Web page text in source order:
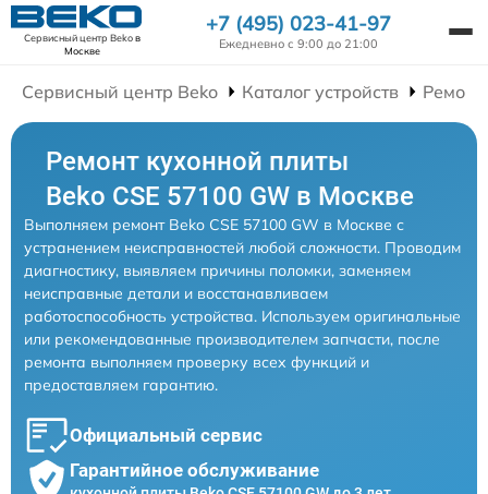
Сервисный центр Bekoв
Москве
+7 (495) 023-41-97
Ежедневно с 9:00 до 21:00
Сервисный центр Beko Каталог устройств
Ремонт кухонной плиты
Beko CSE 57100 GW в Москве
Выполняем ремонт Beko CSE 57100 GW в Москве с
устранением неисправностей любой сложности. Проводим
диагностику, выявляем причины поломки, заменяем
неисправные детали и восстанавливаем
работоспособность устройства. Используем оригинальные
или рекомендованные производителем запчасти, после
ремонта выполняем проверку всех функций и
предоставляем гарантию.
Официальный сервис
Гарантийное обслуживание